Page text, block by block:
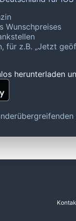
Wunschpreises
z.B. „Jetzt
herunterladen